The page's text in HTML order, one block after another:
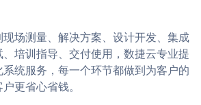
现场测量、解决方案、设计开发、集成
培训指导、交付使用，数捷云专业提
统服务，每一个环节都做到为客户的
更省心省钱。